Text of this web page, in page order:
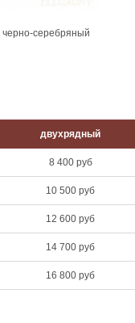
серебряный
двухрядный
8 400 руб
10 500 руб
12 600 руб
14 700 руб
16 800 руб